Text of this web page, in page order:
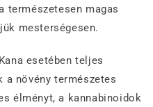
természetesen magas
mesterségesen.
esetében teljes
növény természetes
élményt, a kannabinoidok